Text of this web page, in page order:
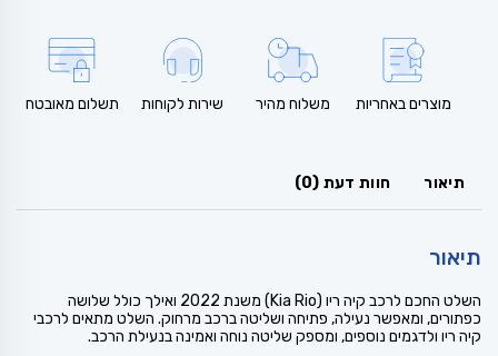
מוצרים באחריות משלוח מהיר שירות לקוחות תשלום מאובטח
תיאור חוות דעת (0)
תיאור
השלט החכם לרכב קיה ריו (Kia Rio) משנת 2022 ואילך כולל שלושה
כפתורים, ומאפשר נעילה, פתיחה ושליטה ברכב מרחוק. השלט מתאים לרכבי
קיה ריו ולדגמים נוספים, ומספק שליטה נוחה ואמינה בנעילת הרכב.